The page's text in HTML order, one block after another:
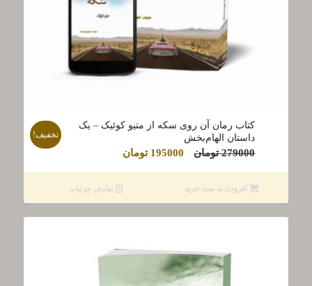
کتاب رمان آن روی سکه از متیو کوئیک – یک
داستان الهام‌بخش
279000 تومان
قیمت
279000 تومان
بود.
195000 تومانقیمت
195000 تومان
است.
تخفیف!
افزودن به سبد خرید نمایش جزئیات